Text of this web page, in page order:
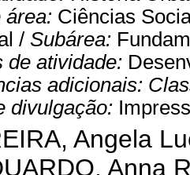
área: Ciências
/ Subárea:
de atividade:
adicionais:
divulgação:
Angela
Anna